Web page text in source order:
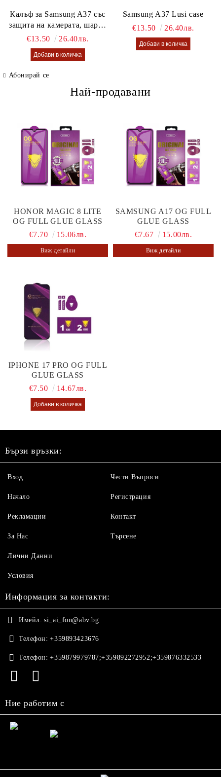
Калъф за Samsung A37 със
защита на камерата, шарен
калъф Lusi case
€13.50 26.40лв.
Samsung A37 Lusi case
€13.50
26.40лв.
Абонирай се
Най-продавани
HONOR MAGIC 8 LITE
OG FULL GLUE GLASS
€7.70
15.06лв.
Виж детайли
SAMSUNG A17 OG FULL
GLUE GLASS
€7.67
15.00лв.
Виж детайли
IPHONE 17 PRO OG FULL
GLUE GLASS
€7.50
14.67лв.
Бързи връзки:
Вход
Начало
Рекламации
За Нас
Чести Въпроси
Регистрация
Контакт
Търсене
Лични Данни
Условия
Информация за контакти:
Имейл: si_ai_fon@abv.bg
Телефон: +359893423676
Телефон: +359879979787;+359892272952;+359876332533
Ние работим с